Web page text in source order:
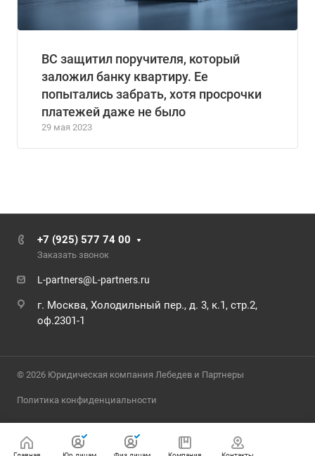
ВС защитил поручителя, который
заложил банку квартиру. Ее
попытались забрать, хотя просрочки
платежей даже не было
29 мая 2023
+7 (925) 577 74 00
Заказать звонок
L-partners@L-partners.ru
г. Москва, Холодильный пер., д. 3, к.1, стр.2,
оф.2301-1
© 2026 Юридическая компания Лебедев и Партнеры
Политика конфиденциальности